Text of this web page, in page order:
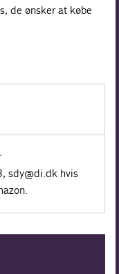
de ønsker at købe
­sdy@di.dk hvis